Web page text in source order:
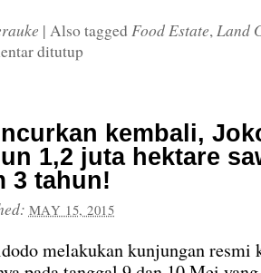
| Also tagged Food Estate,Land
ditutup
kembali,
1,2 juta hektare
3 tahun!
MAY 15, 2015
melakukan kunjungan resmi